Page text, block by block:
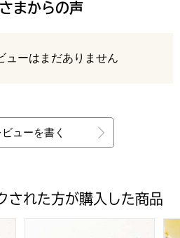
まからの声
ューはまだありません
ューを書く
された方が購入した商品
袋入り)【年間ギフト】[SKB3]
富山柿山 しろえび紀行(54袋志